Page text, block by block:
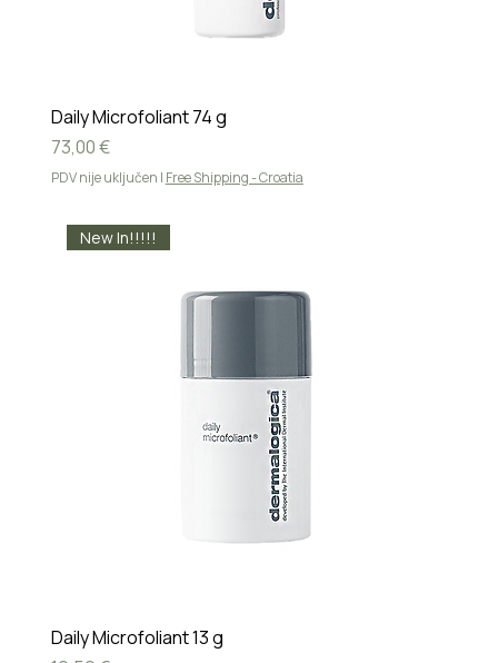
Daily Microfoliant 74 g
Cijena
73,00 €
PDV nije uključen | Free Shipping - Croatia
New In!!!!!
Daily Microfoliant 13 g